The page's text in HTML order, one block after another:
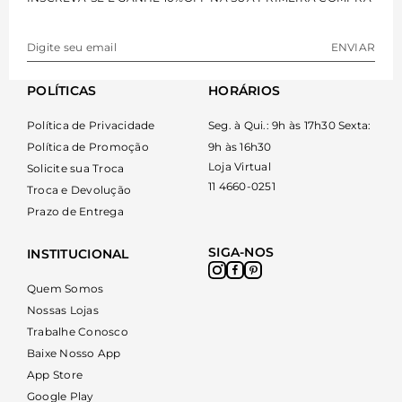
diferentes estilos e necessidades diárias, garantindo
Sandálias para produções leves
As sandálias trazem frescor e elegância para os dias
quentes, ideais para combinar com vestidos fluídos ou
calças leves. Explore designs inovadores em
femininas confortáveis
Botas para os dias frios
As botas oferecem estrutura e sofisticação para os looks
de outono e inverno, protegendo os pés com muito
estilo. Descubra as versáteis
combinam perfeitamente com calças jeans ou saias
midi.
ENVIAR
INSTITUCIONAL
Quem Somos
Nossas Lojas
Trabalhe Conosco
Baixe Nosso App
App Store
Google Play
POLÍTICAS
Política de Privacidade
Política de Promoção
Solicite sua Troca
Troca e Devolução
Prazo de Entrega
HORÁRIOS
Seg. à Qui.: 9h às 17h30 Sexta:
9h às 16h30
Loja Virtual
11 4660-0251
SIGA-NOS